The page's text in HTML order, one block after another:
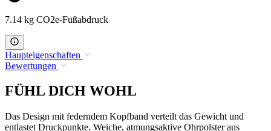
7.14 kg CO2e-Fußabdruck
Haupteigenschaften
Bewertungen
FÜHL DICH WOHL
Das Design mit federndem Kopfband verteilt das Gewicht und
entlastet Druckpunkte. Weiche, atmungsaktive Ohrpolster aus